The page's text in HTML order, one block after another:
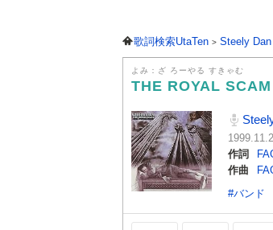
歌詞検索UtaTen Steely Dan
よみ：ざ ろーやる すきゃむ
THE ROYAL SCAM
作詞
作曲
#バンド